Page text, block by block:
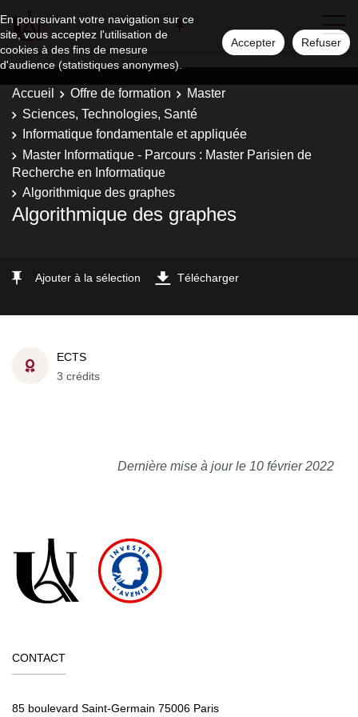
En poursuivant votre navigation sur ce
site, vous acceptez l'utilisation de
cookies à des fins de mesure
d'audience (statistiques anonymes).
Accepter Refuser
Accueil Offre de formation
Master
Sciences, Technologies, Santé
Informatique fondamentale et appliquée
Master Informatique - Parcours : Master Parisien de
Recherche en Informatique
Algorithmique des graphes
Algorithmique des graphes
Ajouter à la sélection Télécharger
ECTS
3 crédits
Dernière mise à jour le 10 février 2022
CONTACT
85 boulevard Saint-Germain 75006 Paris